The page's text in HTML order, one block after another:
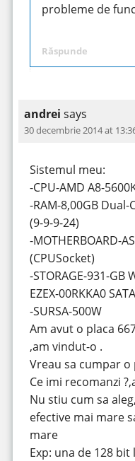
probleme de
Răspunde
andrei says
30 decembrie 2014 at
Sistemul meu:
-CPU-AMD A8-
-RAM-8,00GB
(9-9-9-24)
-MOTHERBOARD-
(CPUSocket)
-STORAGE-931-
EZEX-00RKKA0
-SURSA-500W
Am avut o placa
,am vindut-o .
Vreau sa cumpar o
Ce imi recomanzi
Nu stiu cum sa
efective mai mare
mare
Exp: una de 128